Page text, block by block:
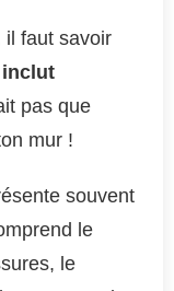
il faut savoir
inclut
pas que
mur !
souvent
le
le